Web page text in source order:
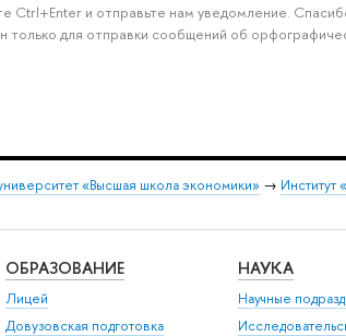
Ctrl+Enter и отправьте нам уведомление.
только для отправки сообщений об
«Высшая школа экономики» → Институт
ОБРАЗОВАНИЕ
Лицей
Довузовская подготовка
НАУКА
Научные